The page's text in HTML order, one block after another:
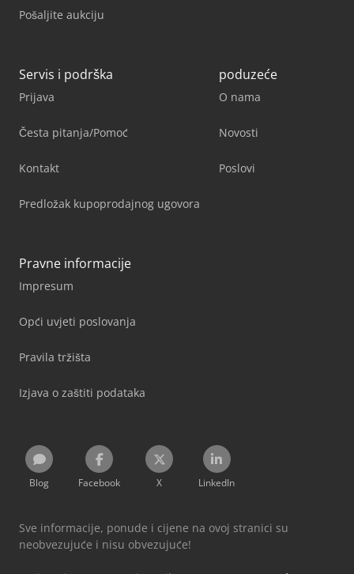
Pošaljite aukciju
Servis i podrška
Prijava
Česta pitanja/Pomoć
Kontakt
Predložak kupoprodajnog ugovora
poduzeće
O nama
Novosti
Poslovi
Pravne informacije
Impresum
Opći uvjeti poslovanja
Pravila tržišta
Izjava o zaštiti podataka
Blog Facebook X LinkedIn
Sve informacije, ponude i cijene na ovoj stranici su
neobvezujuće i nisu obvezujuće!